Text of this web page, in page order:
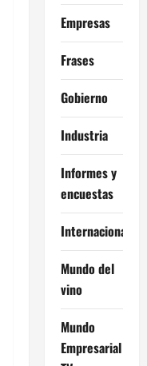
Empresas
Frases
Gobierno
Industria
Informes y
encuestas
Internacional
Mundo del
vino
Mundo
Empresarial